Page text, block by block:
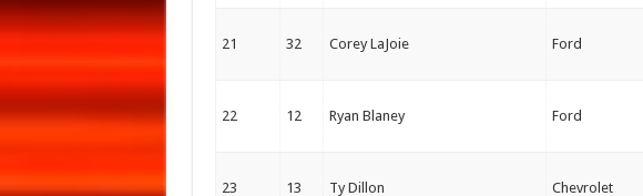
21 32 Corey LaJoie Ford
22 12 Ryan Blaney Ford
23 13 Ty Dillon Chevrolet